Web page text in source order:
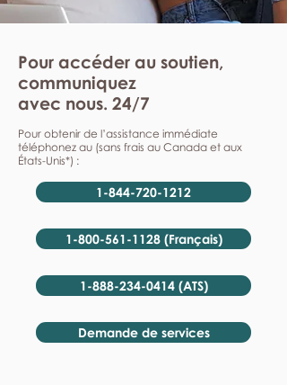
Pour accéder au soutien,
communiquez
avec nous. 24/7
Pour obtenir de l’assistance immédiate
téléphonez au (sans frais au Canada et aux
États-Unis*) :
1-844-720-1212
1-800-561-1128 (Français)
1-888-234-0414 (ATS)
Demande de services